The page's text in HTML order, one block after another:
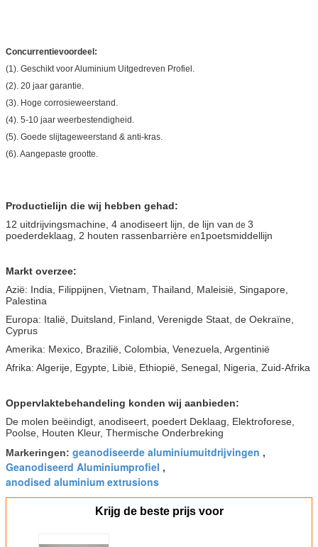
Concurrentievoordeel:
(1). Geschikt voor Aluminium Uitgedreven Profiel.
(2). 20 jaar garantie.
(3). Hoge corrosieweerstand.
(4). 5-10 jaar weerbestendigheid.
(5). Goede slijtageweerstand & anti-kras.
(6). Aangepaste grootte.
Productielijn die wij hebben gehad:
12 uitdrijvingsmachine, 4 anodiseert lijn, de lijn van de 3
poederdeklaag,
2 houten rassenbarrière en1poetsmiddellijn
Markt overzee:
Azië: India, Filippijnen, Vietnam, Thailand, Maleisië, Singapore,
Palestina
Europa: Italië, Duitsland, Finland, Verenigde Staat, de Oekraïne,
Cyprus
Amerika: Mexico, Brazilië, Colombia, Venezuela, Argentinië
Afrika: Algerije, Egypte, Libië, Ethiopië, Senegal, Nigeria, Zuid-Afrika
Oppervlaktebehandeling konden wij aanbieden:
De molen beëindigt, anodiseert, poedert Deklaag, Elektroforese,
Poolse, Houten Kleur, Thermische Onderbreking
Markeringen: geanodiseerde aluminiumuitdrijvingen ,
Geanodiseerd Aluminiumprofiel ,
anodised aluminium extrusions
Krijg de beste prijs voor